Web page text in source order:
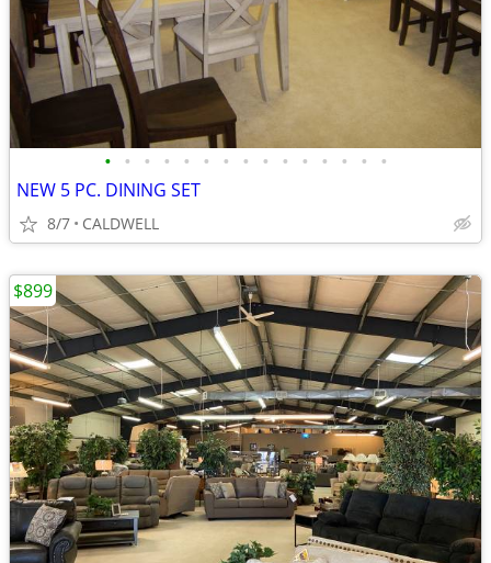
• • • • • • • • • • • • • • •
NEW 5 PC. DINING SET
8/7 CALDWELL
$899